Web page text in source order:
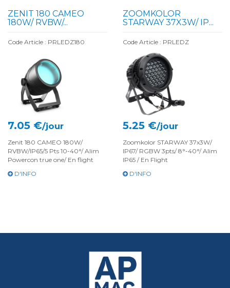
ZENIT 180 CAMEO
180W/ RVBW/...
Code Article : PRLEDZ180
7.05 €/jour
Zenit 180 CAMEO 180W/
RVBW/IP65/5 Pts 10-40°/ Alim
Powercon true one/ En flight
D'INFO
ZOOMKOLOR
STARWAY 37X3W/ IP...
Code Article : PRLEDZ
5.25 €/jour
Zoomkolor STARWAY 37x3W/
IP67/ RGBW 3pts/ 8°-40°/ Alim
IP65 / En Flight
D'INFO